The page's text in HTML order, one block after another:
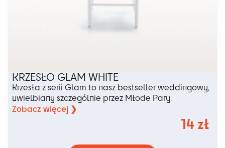
KRZESŁO GLAM WHITE
Krzesła z serii Glam to nasz bestseller weddingowy,
uwielbiany szczególnie przez Młode Pary.
Zobacz więcej ❯
14zł